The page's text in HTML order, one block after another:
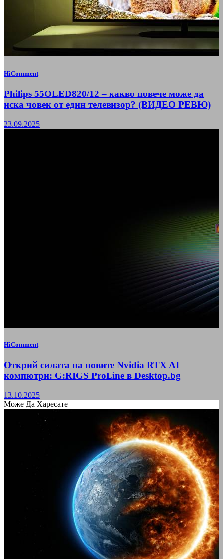
HiComment
Philips 55OLED820/12 – какво повече може да
иска човек от един телевизор? (ВИДЕО РЕВЮ)
23.09.2025
HiComment
Открий силата на новите Nvidia RTX AI
компютри: G:RIGS ProLine в Desktop.bg
13.10.2025
Може Да Харесате